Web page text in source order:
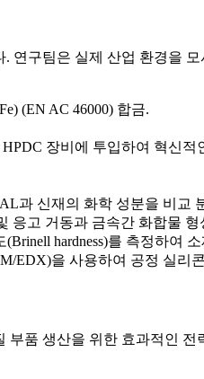
연구팀은 실제 산업 환경을
(EN AC 46000) 합금.
장비에 투입하여 혁신
과 신재의 화학 성분을 비교
응고 거동과 금속간 화합물
hardness)를 측정하여
EDX)을 사용하여 공정 실리
품 생산을 위한 효과적인 전